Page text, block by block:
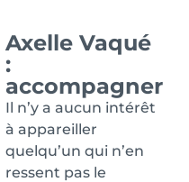
Axelle Vaqué
:
accompagner
Il n’y a aucun intérêt
à appareiller
quelqu’un qui n’en
ressent pas le